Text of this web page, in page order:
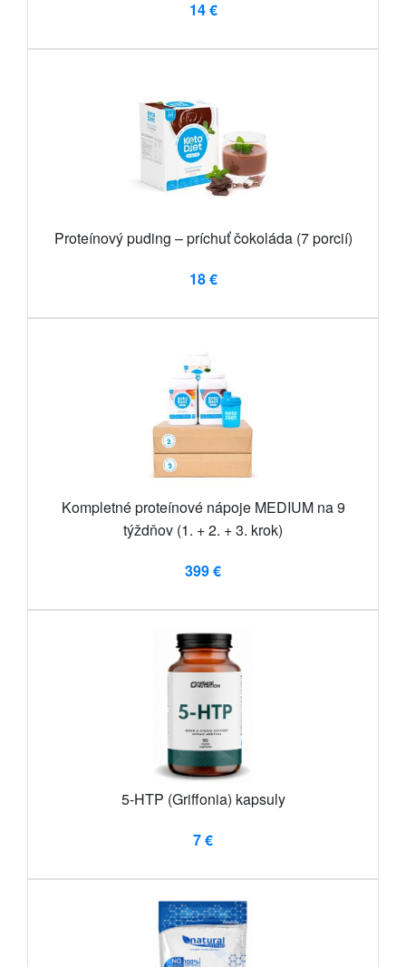
14 €
Proteínový puding – príchuť čokoláda (7 porcií)
18 €
Kompletné proteínové nápoje MEDIUM na 9
týždňov (1. + 2. + 3. krok)
399 €
5-HTP (Griffonia) kapsuly
7 €